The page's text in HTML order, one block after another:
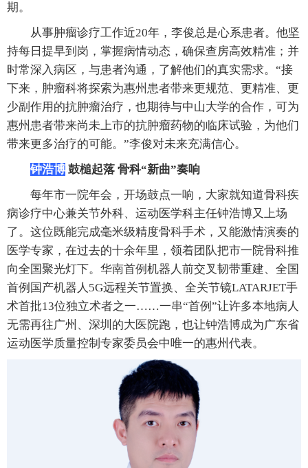
期。
从事肿瘤诊疗工作近20年，李俊总是心系患者。他坚
持每日提早到岗，掌握病情动态，确保查房高效精准；并
时常深入病区，与患者沟通，了解他们的真实需求。“接
下来，肿瘤科将探索为惠州患者带来更规范、更精准、更
少副作用的抗肿瘤治疗，也期待与中山大学的合作，可为
惠州患者带来尚未上市的抗肿瘤药物的临床试验，为他们
带来更多治疗的可能。”李俊对未来充满信心。
钟浩博 鼓槌起落 骨科“新曲”奏响
每年市一院年会，开场鼓点一响，大家就知道骨科疾
病诊疗中心兼关节外科、运动医学科主任钟浩博又上场
了。这位既能完成毫米级精度骨科手术，又能激情演奏的
医学专家，在过去的十余年里，领着团队把市一院骨科推
向全国聚光灯下。华南首例机器人前交叉韧带重建、全国
首例国产机器人5G远程关节置换、全关节镜LATARJET手
术首批13位独立术者之一……一串“首例”让许多本地病人
无需再往广州、深圳的大医院跑，也让钟浩博成为广东省
运动医学质量控制专家委员会中唯一的惠州代表。